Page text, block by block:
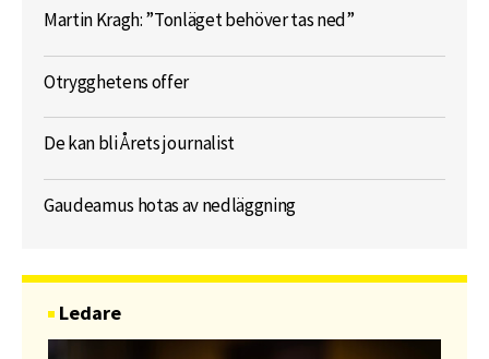
Martin Kragh: ”Tonläget behöver tas ned”
Otrygghetens offer
De kan bli Årets journalist
Gaudeamus hotas av nedläggning
Ledare